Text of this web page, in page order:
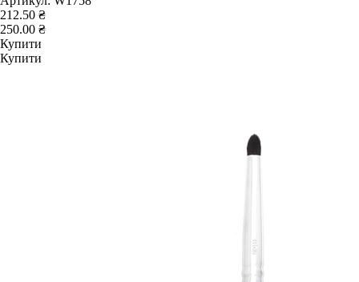
212.50 ₴
250.00 ₴
Купити
Купити